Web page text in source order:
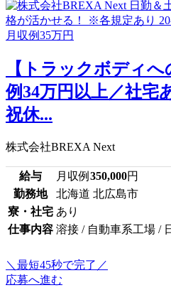
【トラックボディ
例34万円以上／社宅
祝休...
株式会社BREXA Next
給与 月収例 350,000円
勤務地
北海道 北広島市
寮・社宅 あり
仕事内容 溶接 / 自動車系工場 /
＼最短45秒で完了／
応募へ進む